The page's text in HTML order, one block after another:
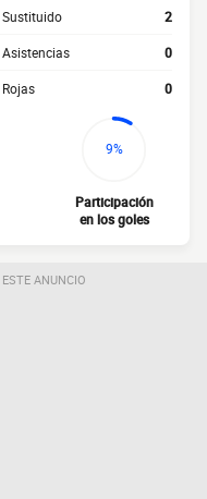
Sustituido 2
Asistencias 0
Rojas 0
9%
Participación
en los goles
ANUNCIO